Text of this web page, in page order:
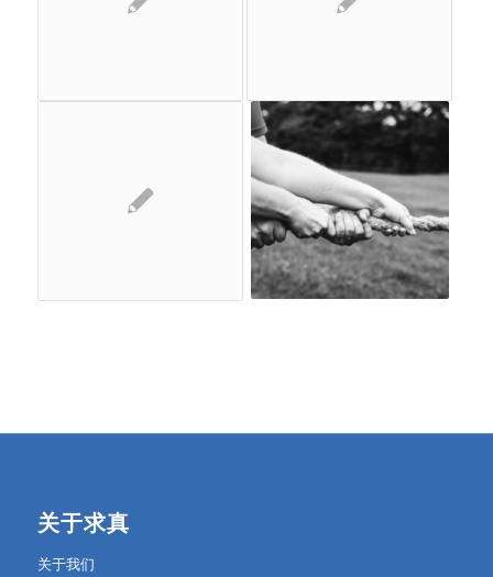
关于求真
关于我们